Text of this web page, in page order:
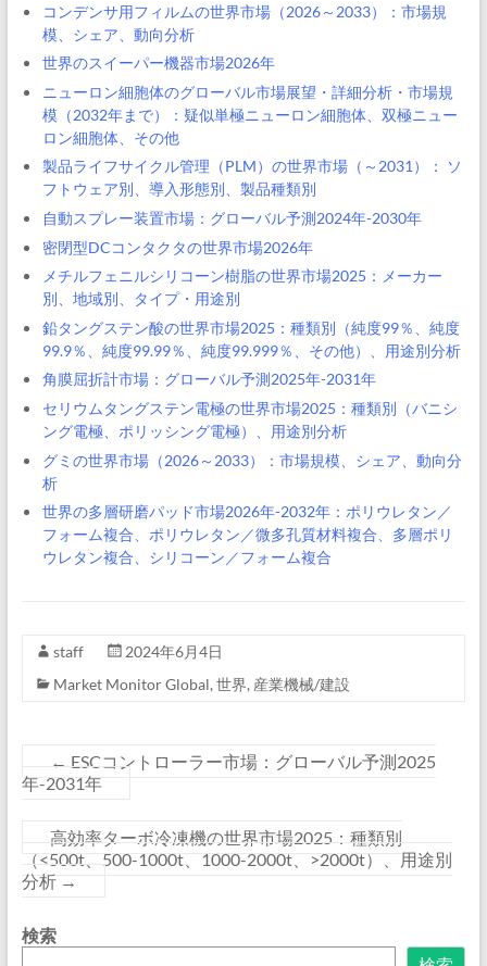
コンデンサ用フィルムの世界市場（2026～2033）：市場規
模、シェア、動向分析
世界のスイーパー機器市場2026年
ニューロン細胞体のグローバル市場展望・詳細分析・市場規
模（2032年まで）：疑似単極ニューロン細胞体、双極ニュー
ロン細胞体、その他
製品ライフサイクル管理（PLM）の世界市場（～2031）： ソ
フトウェア別、導入形態別、製品種類別
自動スプレー装置市場：グローバル予測2024年-2030年
密閉型DCコンタクタの世界市場2026年
メチルフェニルシリコーン樹脂の世界市場2025：メーカー
別、地域別、タイプ・用途別
鉛タングステン酸の世界市場2025：種類別（純度99％、純度
99.9％、純度99.99％、純度99.999％、その他）、用途別分析
角膜屈折計市場：グローバル予測2025年-2031年
セリウムタングステン電極の世界市場2025：種類別（バニシ
ング電極、ポリッシング電極）、用途別分析
グミの世界市場（2026～2033）：市場規模、シェア、動向分
析
世界の多層研磨パッド市場2026年-2032年：ポリウレタン／
フォーム複合、ポリウレタン／微多孔質材料複合、多層ポリ
ウレタン複合、シリコーン／フォーム複合
staff
2024年6月4日
Market Monitor Global, 世界, 産業機械/建設
← ESCコントローラー市場：グローバル予測2025
年-2031年
高効率ターボ冷凍機の世界市場2025：種類別
（<500t、500-1000t、1000-2000t、>2000t）、用途別
分析 →
検索